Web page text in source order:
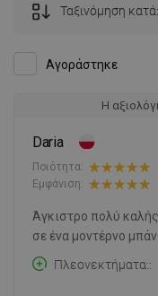
Αγοράστηκε
Ταξινόμηση κατά:
Η
Daria
Ποιότητα:
Εμφάνιση:
Άγκιστρο πολύ
σε ένα μοντέρνο
Πλεονεκτήματα: